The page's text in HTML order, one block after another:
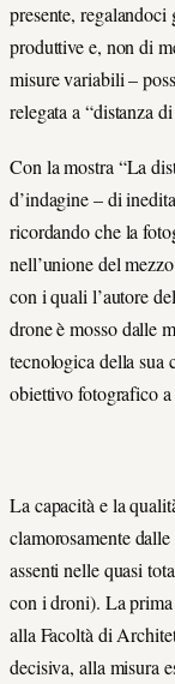
presente,
produttive e, non di
misure variabili –
relegata a “distanza
Con la mostra “La
d’indagine – di
ricordando che la
nell’unione del
con i quali l’autore
drone è mosso dalle
tecnologica della sua
obiettivo fotografico
La capacità e la
clamorosamente
assenti nelle quasi
con i droni). La prima
alla Facoltà di
decisiva, alla misura